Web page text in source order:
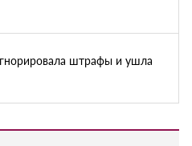
штрафы и ушла